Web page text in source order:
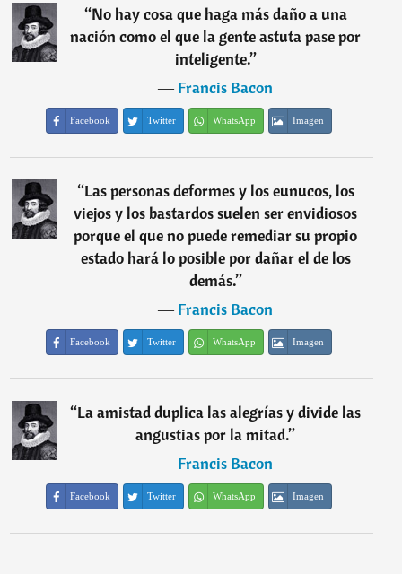
“No hay cosa que haga más daño a una
nación como el que la gente astuta pase por
inteligente.”
―Francis Bacon
Facebook Twitter WhatsApp Imagen
“Las personas deformes y los eunucos, los
viejos y los bastardos suelen ser envidiosos
porque el que no puede remediar su propio
estado hará lo posible por dañar el de los
demás.”
―Francis Bacon
Facebook Twitter WhatsApp Imagen
“La amistad duplica las alegrías y divide las
angustias por la mitad.”
―Francis Bacon
Facebook Twitter WhatsApp Imagen